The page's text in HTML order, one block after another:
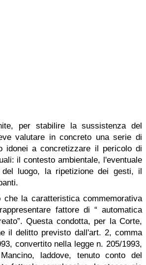
per stabilire la sussistenza del
valutare in concreto una serie di
idonei a concretizzare il pericolo di
il contesto ambientale, l'eventuale
del luogo, la ripetizione dei gesti, il
che la caratteristica commemorativa
fattore di “ automatica
Questa condotta, per la Corte,
il delitto previsto dall'art. 2, comma
convertito nella legge n. 205/1993,
laddove, tenuto conto del